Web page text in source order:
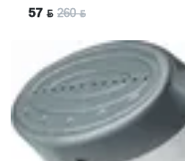
57 ƃ 260 ƃ